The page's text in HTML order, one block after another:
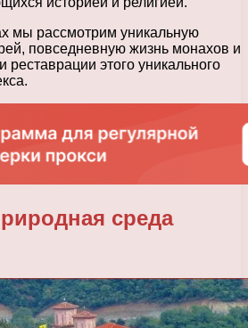
мы рассмотрим уникальную
повседневную жизнь монахов и
этого уникального
среда